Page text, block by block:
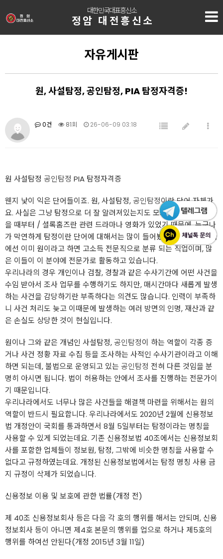
대한민국대표흥신소
정암 대전흥신소
자유게시판
원, 사설탐정, 공인탐정, PIA 탐정자격증!
0건 81회 26-06-09 03:18
원 사설탐정 공인탐정 PIA 탐정자격증
웬지 낯이 익은 단어들이죠. 원, 사설탐정,공인탐정이란 단어 자체가
요. 사실은 그냥 탐정으로 더 잘 알려져있는지도 모르겠습니다. 어렸
을 때부터 / 셜록홈즈란 관련 드라마나 영화가 있었기 때문에, 누구나
가 막연하게 탐정이란 단어에 대해서는 많이 들어봤을 겁니다. 선진국
에선 이미 원이라고 하면 고소득 전문직으로 분류 되는 직업이며, 많
은 이들이 이 분야에 전문가로 활동하고 있습니다.
우리나라의 경우 개인이나 검찰, 경찰과 같은 수사기간에 어떤 사건을
수임 받아서 조사 업무를 수행하기도 하지만, 매시간마다 새롭게 발생
하는 사건을 감당하기란 부족하다는 의견도 많습니다. 인력이 부족하
니 사건 처리도 늦고 이때문에 발생하는 여러 방면의 인명, 재산과 같
은 손실도 상당한 것이 현실입니다.
원이나 그와 같은 개념인 사설탐정,공인탐정이 하는 역할이 각종 증
거나 사건 정황 자료 수집 등을 조사하는 사적인 수사기관이라고 이해
하면 되는데, 불법으로 운영되고 있는 공인탐정 전혀 다른 것임을 분
명히 아시면 됩니다. 법이 허용하는 안에서 조사를 진행하는 전문가이
기 때문입니다.
우리나라에서도 너무나 많은 사건들을 해결책 마련을 위해서는 원의
역할이 반드시 필요합니다. 우리나라에서도 2020년 2월에 신용정보
법 개정안이 국회를 통과하면서 8월 5일부터는 탐정이라는 명칭을
사용할 수 있게 되었는데요. 기존 신용정보법 40조에서는 신용정보회
사를 포함한 업체들이 정보원, 탐정, 그밖에 비슷한 명칭을 사용할 수
없다고 규정하였는데요. 개정된 신용정보법에서는 탐정 명칭 사용 금
지 규정이 삭제가 되었습니다.
신용정보 이용 및 보호에 관한 법률(개정 전)
제 40조 신용정보회사 등은 다음 각 호의 행위를 해서는 안되며, 신용
정보회사 등이 아니면 제4호 본문의 행위를 업으로 하거나 제5호의
행위를 하여선 안된다(개정 2015년 3월 11일)